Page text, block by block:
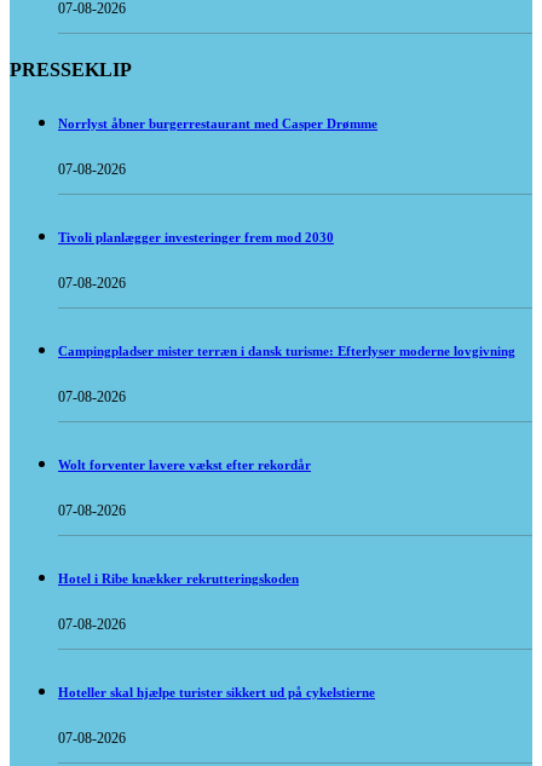
07-08-2026
PRESSEKLIP
Norrlyst åbner burgerrestaurant med Casper Drømme
07-08-2026
Tivoli planlægger investeringer frem mod 2030
07-08-2026
Campingpladser mister terræn i dansk turisme: Efterlyser moderne lovgivning
07-08-2026
Wolt forventer lavere vækst efter rekordår
07-08-2026
Hotel i Ribe knækker rekrutteringskoden
07-08-2026
Hoteller skal hjælpe turister sikkert ud på cykelstierne
07-08-2026